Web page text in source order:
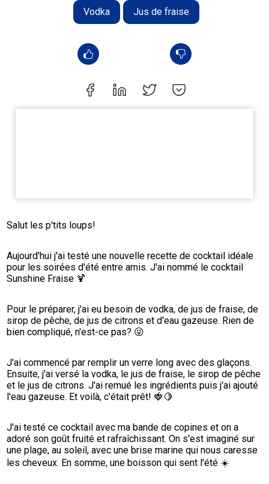
Vodka Jus de fraise
Salut les p'tits loups!
Aujourd'hui j'ai testé une nouvelle recette de cocktail idéale
pour les soirées d'été entre amis. J'ai nommé le cocktail
Sunshine Fraise 🍹
Pour le préparer, j'ai eu besoin de vodka, de jus de fraise, de
sirop de pêche, de jus de citrons et d'eau gazeuse. Rien de
bien compliqué, n'est-ce pas? 😜
J'ai commencé par remplir un verre long avec des glaçons.
Ensuite, j'ai versé la vodka, le jus de fraise, le sirop de pêche
et le jus de citrons. J'ai remué les ingrédients puis j'ai ajouté
l'eau gazeuse. Et voilà, c'était prêt! 🍓🍋
J'ai testé ce cocktail avec ma bande de copines et on a
adoré son goût fruité et rafraîchissant. On s'est imaginé sur
une plage, au soleil, avec une brise marine qui nous caresse
les cheveux. En somme, une boisson qui sent l'été ☀️